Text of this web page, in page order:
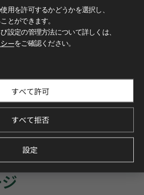
用を許可するかどうかを選択し、
とができます。
設定の管理方法について詳しくは、
ーをご確認ください。
すべて許可
すべて拒否
設定